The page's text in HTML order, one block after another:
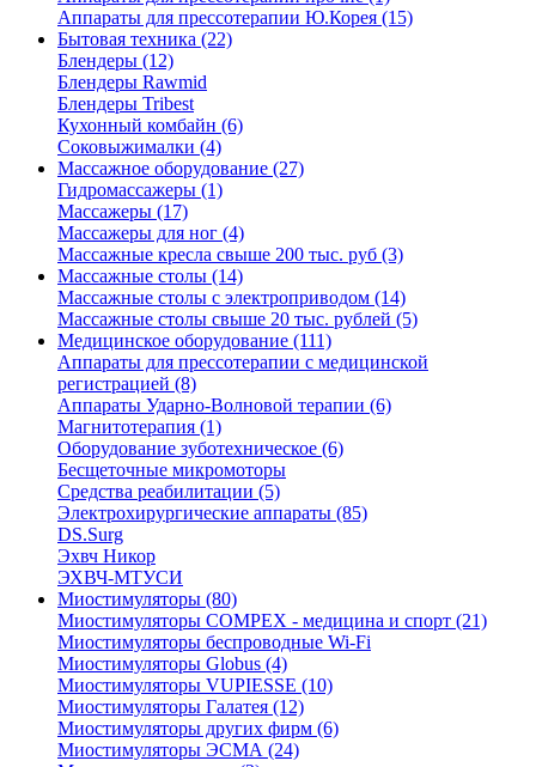
Аппараты для прессотерапии Ю.Корея (15)
Бытовая техника (22)
Блендеры (12)
Блендеры Rawmid
Блендеры Tribest
Кухонный комбайн (6)
Соковыжималки (4)
Массажное оборудование (27)
Гидромассажеры (1)
Массажеры (17)
Массажеры для ног (4)
Массажные кресла свыше 200 тыс. руб (3)
Массажные столы (14)
Массажные столы с электроприводом (14)
Массажные столы свыше 20 тыс. рублей (5)
Медицинское оборудование (111)
Аппараты для прессотерапии с медицинской
регистрацией (8)
Аппараты Ударно-Волновой терапии (6)
Магнитотерапия (1)
Оборудование зуботехническое (6)
Бесщеточные микромоторы
Средства реабилитации (5)
Электрохирургические аппараты (85)
DS.Surg
Эхвч Никор
ЭХВЧ-МТУСИ
Миостимуляторы (80)
Миостимуляторы COMPEX - медицина и спорт (21)
Миостимуляторы беспроводные Wi-Fi
Миостимуляторы Globus (4)
Миостимуляторы VUPIESSE (10)
Миостимуляторы Галатея (12)
Миостимуляторы других фирм (6)
Миостимуляторы ЭСМА (24)